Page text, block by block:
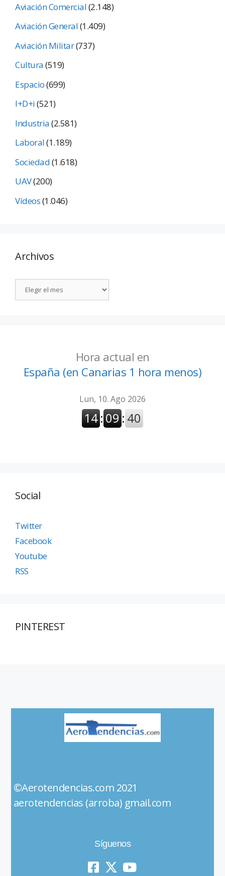
Aviación Comercial(2.148)
Aviación General(1.409)
Aviación Militar(737)
Cultura(519)
Espacio(699)
I+D+i(521)
Industria(2.581)
Laboral(1.189)
Sociedad(1.618)
UAV(200)
Vídeos(1.046)
Archivos
Hora actual en
España (en Canarias 1 hora menos)
Social
Twitter
Facebook
Youtube
RSS
PINTEREST
©Aerotendencias.com 2021
aerotendencias (arroba) gmail.com
Síguenos